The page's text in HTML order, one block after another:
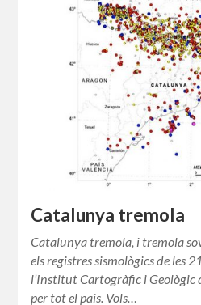
Catalunya tremola
Catalunya tremola, i tremola
els registres sismològics de les
l’Institut Cartogràfic i Geològic
per tot el país. Vols…